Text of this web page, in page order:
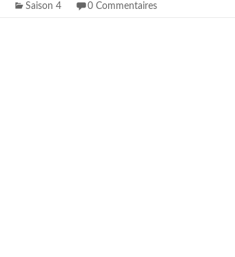
Saison 4 0 Commentaires